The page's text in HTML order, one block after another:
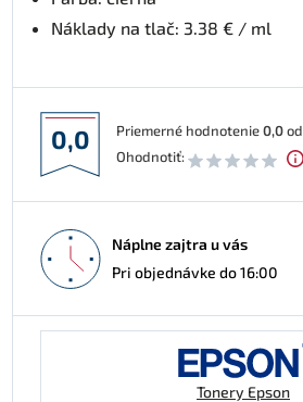
Náklady na tlač: 3.38 € / ml
0,0 Priemerné hodnotenie0,0od
Ohodnotiť:
Náplne zajtra u vás
Pri objednávke do 16:00
Tonery Epson